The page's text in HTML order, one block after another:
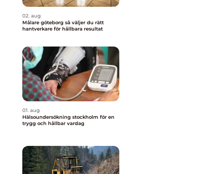
02. aug
Målare göteborg så väljer du rätt
hantverkare för hållbara resultat
01. aug
Hälsoundersökning stockholm för en
trygg och hållbar vardag